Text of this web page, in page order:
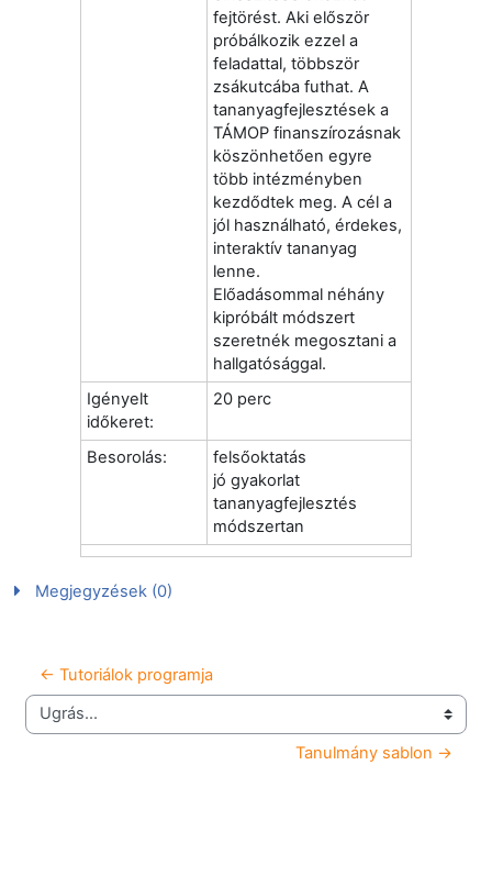
fejtörést. Aki először
próbálkozik ezzel a
feladattal, többször
zsákutcába futhat. A
tananyagfejlesztések a
TÁMOP finanszírozásnak
köszönhetően egyre
több intézményben
kezdődtek meg. A cél a
jól használható, érdekes,
interaktív tananyag
lenne.
Előadásommal néhány
kipróbált módszert
szeretnék megosztani a
hallgatósággal.
Igényelt
időkeret:
20 perc
Besorolás:
felsőoktatás
jó gyakorlat
tananyagfejlesztés
módszertan
Megjegyzések (0)
← Tutoriálok programja
Ugrás...
Tanulmány sablon →